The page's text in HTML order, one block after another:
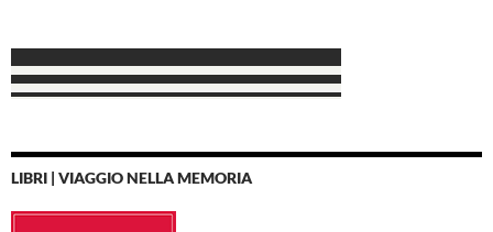
LIBRI | VIAGGIO NELLA MEMORIA